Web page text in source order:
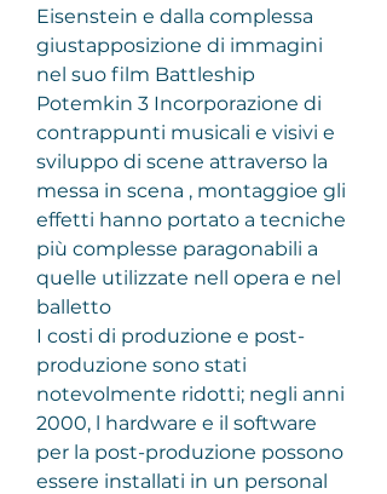
Eisenstein e dalla complessa
giustapposizione di immagini
nel suo film Battleship
Potemkin 3 Incorporazione di
contrappunti musicali e visivi e
sviluppo di scene attraverso la
messa in scena , montaggioe gli
effetti hanno portato a tecniche
più complesse paragonabili a
quelle utilizzate nell opera e nel
balletto
I costi di produzione e post-
produzione sono stati
notevolmente ridotti; negli anni
2000, l hardware e il software
per la post-produzione possono
essere installati in un personal